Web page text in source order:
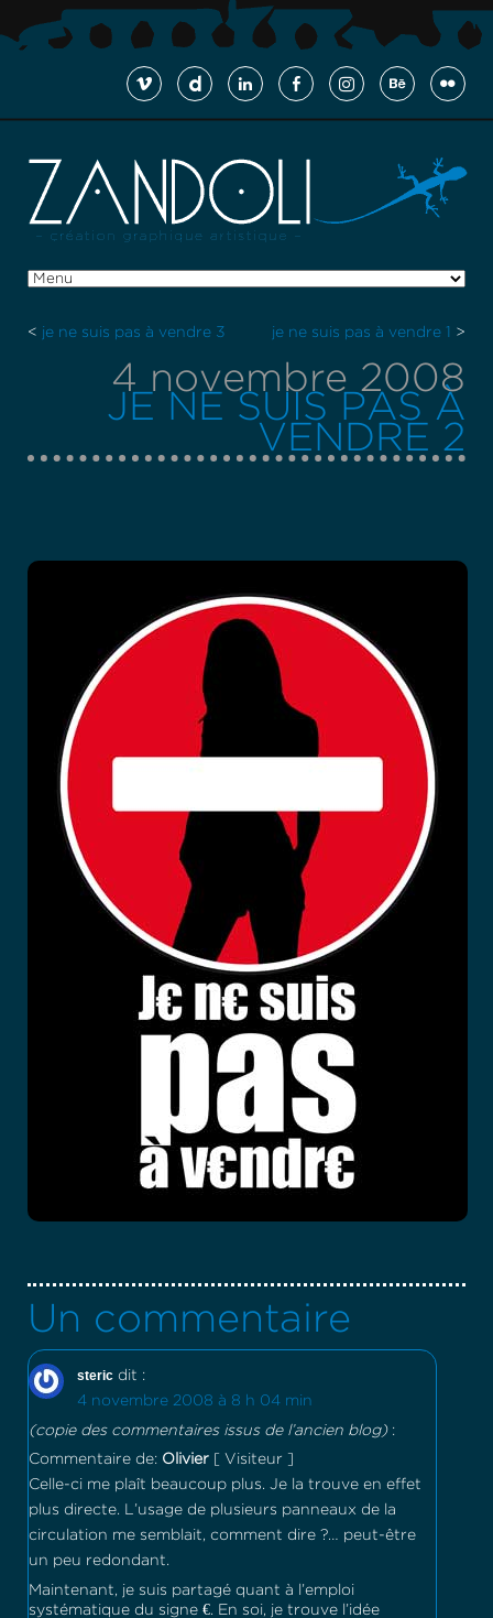
< je ne suis pas à vendre 3 je ne suis pas à vendre 1 >
4 novembre 2008
JE NE SUIS PAS À
VENDRE 2
Un commentaire
steric dit :
4 novembre 2008 à 8 h 04 min
(copie des commentaires issus de l’ancien blog):
Commentaire de: Olivier [ Visiteur ]
Celle-ci me plaît beaucoup plus. Je la trouve en effet
plus directe. L’usage de plusieurs panneaux de la
circulation me semblait, comment dire ?… peut-être
un peu redondant.
Maintenant, je suis partagé quant à l’emploi
systématique du signe €. En soi, je trouve l’idée